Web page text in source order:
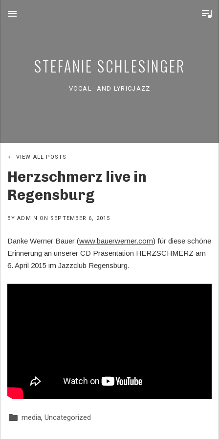
STEFANIE SCHLESINGER
VOCAL- AND LYRICJAZZ
Herzschmerz live in
Regensburg
BY ADMIN ON SEPTEMBER 6, 2015
VIEW ALL POSTS
Danke Werner Bauer (www.bauerwerner.com) für diese schöne
Erinnerung an unserer CD Präsentation HERZSCHMERZ am
6. April 2015 im Jazzclub Regensburg.
media, Uncategorized